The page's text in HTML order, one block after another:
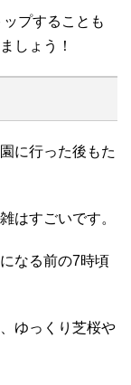
プすることも
しょう！
に行った後もた
はすごいです。
なる前の7時頃
ゆっくり芝桜や